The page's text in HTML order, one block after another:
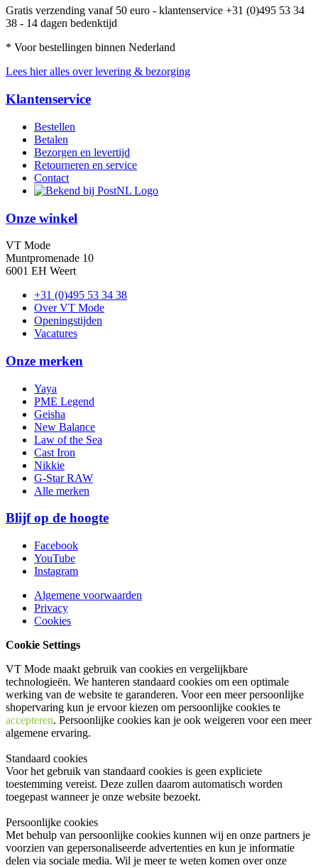
Gratis verzending vanaf 50 euro - klantenservice +31 (0)495 53 34
38 - 14 dagen bedenktijd
* Voor bestellingen binnen Nederland
Lees hier alles over levering & bezorging
Klantenservice
Bestellen
Betalen
Bezorgen en levertijd
Retourneren en service
Contact
Onze winkel
VT Mode
Muntpromenade 10
6001 EH Weert
+31 (0)495 53 34 38
Over VT Mode
Openingstijden
Vacatures
Onze merken
Yaya
PME Legend
Geisha
New Balance
Law of the Sea
Cast Iron
Nikkie
G-Star RAW
Alle merken
Blijf op de hoogte
Facebook
YouTube
Instagram
Algemene voorwaarden
Privacy
Cookies
Cookie Settings
VT Mode maakt gebruik van cookies en vergelijkbare
technologieën. We hanteren standaard cookies om een optimale
werking van de website te garanderen. Voor een meer persoonlijke
shopervaring kun je ervoor kiezen om persoonlijke cookies te
accepteren. Persoonlijke cookies kan je ook weigeren voor een meer
algemene ervaring.
Standaard cookies
Voor het gebruik van standaard cookies is geen expliciete
toestemming vereist. Deze zullen daarom automatisch worden
toegepast wanneer je onze website bezoekt.
Persoonlijke cookies
Met behulp van persoonlijke cookies kunnen wij en onze partners je
voorzien van gepersonaliseerde advertenties en kun je informatie
delen via sociale media. Wil je meer te weten komen over onze